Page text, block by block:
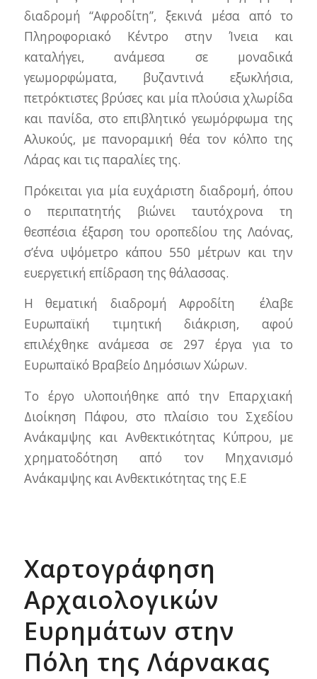
διαδρομή “Αφροδίτη”, ξεκινά μέσα από το
Πληροφοριακό Κέντρο στην Ίνεια και
καταλήγει, ανάμεσα σε μοναδικά
γεωμορφώματα, βυζαντινά εξωκλήσια,
πετρόκτιστες βρύσες και μία πλούσια χλωρίδα
και πανίδα, στο επιβλητικό γεωμόρφωμα της
Αλυκούς, με πανοραμική θέα τον κόλπο της
Λάρας και τις παραλίες της.
Πρόκειται για μία ευχάριστη διαδρομή, όπου
ο περιπατητής βιώνει ταυτόχρονα τη
θεσπέσια έξαρση του οροπεδίου της Λαόνας,
σ’ένα υψόμετρο κάπου 550 μέτρων και την
ευεργετική επίδραση της θάλασσας.
Η θεματική διαδρομή Αφροδίτη έλαβε
Ευρωπαϊκή τιμητική διάκριση, αφού
επιλέχθηκε ανάμεσα σε 297 έργα για το
Ευρωπαϊκό Βραβείο Δημόσιων Χώρων.
Το έργο υλοποιήθηκε από την Επαρχιακή
Διοίκηση Πάφου, στο πλαίσιο του Σχεδίου
Ανάκαμψης και Ανθεκτικότητας Κύπρου, με
χρηματοδότηση από τον Μηχανισμό
Ανάκαμψης και Ανθεκτικότητας της Ε.Ε
Χαρτογράφηση
Αρχαιολογικών
Ευρημάτων στην
Πόλη της Λάρνακας